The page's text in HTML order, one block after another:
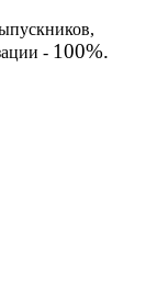
- 100%.